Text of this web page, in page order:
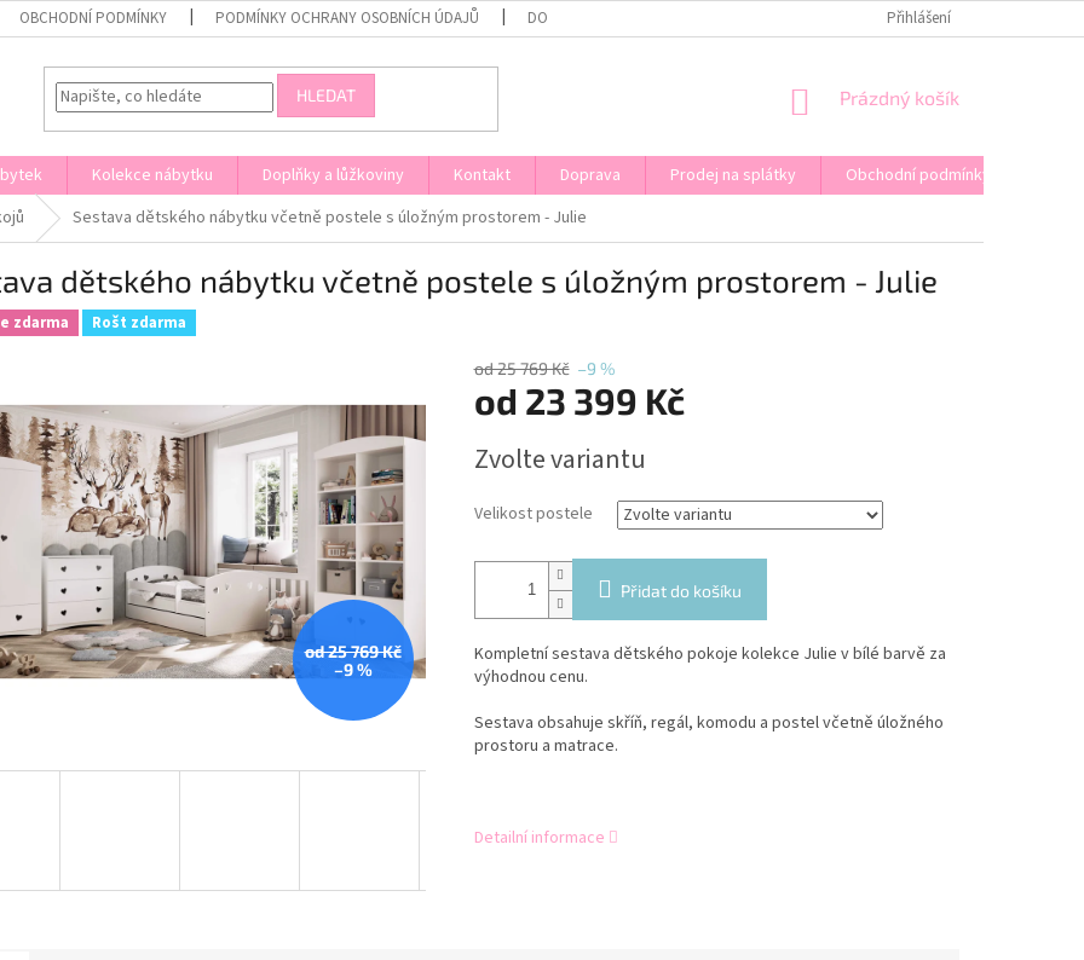
OBCHODNÍ PODMÍNKY PODMÍNKY OCHRANY OSOBNÍCH ÚDAJŮ DOPRAVA PRODEJ NA SPLÁTKYPřihlášení
HLEDAT
NÁKUPNÍ
Prázdný košík
Kolekce nábytku Doplňky a lůžkoviny Kontakt Doprava Prodej na splátky
Obchodní podmínky
Sestava dětského nábytku včetně postele s úložným prostorem - Julie
dětského nábytku včetně postele s úložným prostorem - Julie
zdarma Rošt zdarma
od 25 769 Kč
–9 %
od 25 769 Kč –9 %
od 23 399 Kč
cena:
Zvolte variantu
Velikost postele
Přidat do košíku
Kompletní sestava dětského pokoje kolekce Julie v bílé barvě za
výhodnou cenu.
Sestava obsahuje skříň, regál, komodu a postel včetně úložného
prostoru a matrace.
Detailní informace